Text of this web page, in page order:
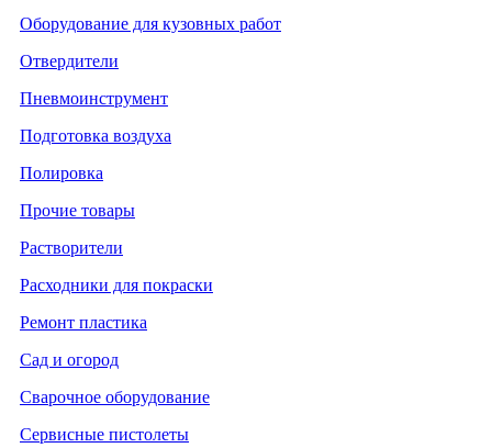
Оборудование для кузовных работ
Отвердители
Пневмоинструмент
Подготовка воздуха
Полировка
Прочие товары
Растворители
Расходники для покраски
Ремонт пластика
Сад и огород
Сварочное оборудование
Сервисные пистолеты